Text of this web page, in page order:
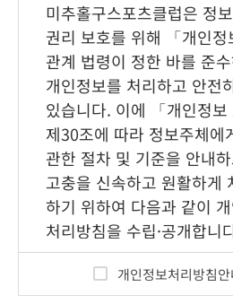
용도로는 이용되지 않으
변경되는 경우에는 「개
제18조에 따라 별도의
필요한 조치를 이행할
1. 회원가입 및 관리
회원 가입의사 확인,
제공에 따른 본인 식별·
유지·관리, 서비스 부정
미만 아동의 개인정보
법정대리인의 동의여
고지·통지, 고충처리 목
처리합니다.
2. 서비스 제공
스포츠프로그램 제공,
미추홀구스포츠클럽은 정
권리 보호를 위해 「개인
관계 법령이 정한 바를 준
개인정보를 처리하고 안전
있습니다. 이에 「개인정보
제30조에 따라 정보주체에
관한 절차 및 기준을 안내
고충을 신속하고 원활하게
하기 위하여 다음과 같이
처리방침을 수립·공개합니
<개인정보의 처리목적, 수
개인정보처리방침